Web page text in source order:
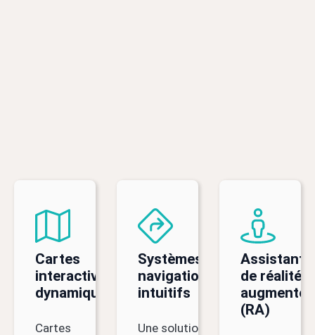
Cartes
interactives
dynamiques
Cartes
Systèmes de
navigation
intuitifs
Une solution de
Assistant
de réalité
augmentée
(RA)